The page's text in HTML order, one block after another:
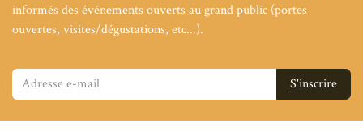
informés des événements ouverts au grand public (portes
ouvertes, visites/dégustations, etc...).
S'inscrire